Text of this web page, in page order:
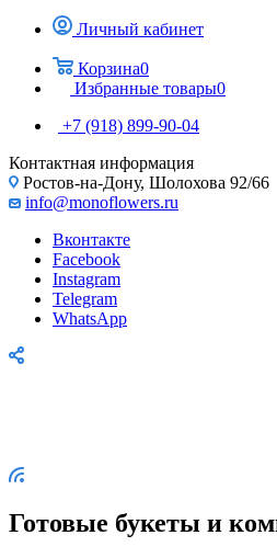
Личный кабинет
Корзина0
Избранные товары0
+7 (918) 899-90-04
Контактная информация
Ростов-на-Дону, Шолохова 92/66
info@monoflowers.ru
Вконтакте
Facebook
Instagram
Telegram
WhatsApp
Готовые букеты и